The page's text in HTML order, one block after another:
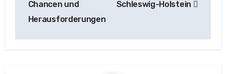
Chancen und
Herausforderungen
Schleswig-Holstein